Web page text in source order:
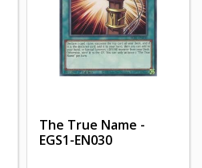
The True Name -
EGS1-EN030